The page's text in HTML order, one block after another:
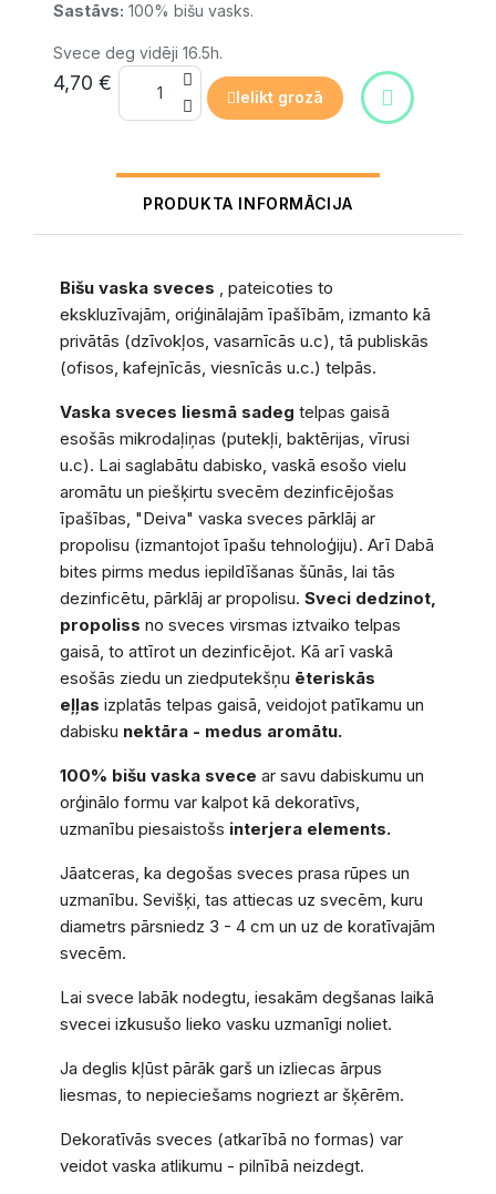
Sastāvs: 100% bišu vasks.
Svece deg vidēji 16.5h.
4,70 €
Ielikt grozā
PRODUKTA INFORMĀCIJA
Bišu vaska sveces , pateicoties to
ekskluzīvajām, oriģinālajām īpašībām, izmanto kā
privātās (dzīvokļos, vasarnīcās u.c), tā publiskās
(ofisos, kafejnīcās, viesnīcās u.c.) telpās.
Vaska sveces liesmā sadeg telpas gaisā
esošās mikrodaļiņas (putekļi, baktērijas, vīrusi
u.c). Lai saglabātu dabisko, vaskā esošo vielu
aromātu un piešķirtu svecēm dezinficējošas
īpašības, "Deiva" vaska sveces pārklāj ar
propolisu (izmantojot īpašu tehnoloģiju). Arī Dabā
bites pirms medus iepildīšanas šūnās, lai tās
dezinficētu, pārklāj ar propolisu. Sveci dedzinot,
propoliss no sveces virsmas iztvaiko telpas
gaisā, to attīrot un dezinficējot. Kā arī vaskā
esošās ziedu un ziedputekšņu ēteriskās
eļļas izplatās telpas gaisā, veidojot patīkamu un
dabisku nektāra - medus aromātu.
100% bišu vaska svece ar savu dabiskumu un
orģinālo formu var kalpot kā dekoratīvs,
uzmanību piesaistošs interjera elements.
Jāatceras, ka degošas sveces prasa rūpes un
uzmanību. Sevišķi, tas attiecas uz svecēm, kuru
diametrs pārsniedz 3 - 4 cm un uz de koratīvajām
svecēm.
Lai svece labāk nodegtu, iesakām degšanas laikā
svecei izkusušo lieko vasku uzmanīgi noliet.
Ja deglis kļūst pārāk garš un izliecas ārpus
liesmas, to nepieciešams nogriezt ar šķērēm.
Dekoratīvās sveces (atkarībā no formas) var
veidot vaska atlikumu - pilnībā neizdegt.